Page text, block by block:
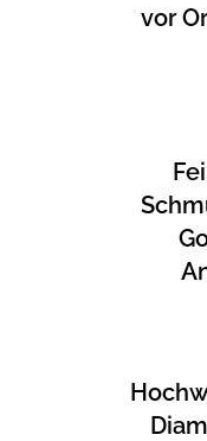
vor